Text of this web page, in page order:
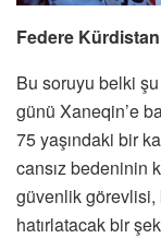
Federe Kürdistan
Bu soruyu belki
günü Xaneqin’e
75 yaşındaki bir
cansız bedeninin
güvenlik görevlisi,
hatırlatacak bir